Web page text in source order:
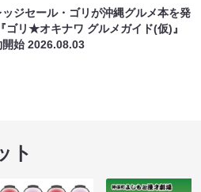
ッジセール・ゴリが沖縄グルメ本を発
ゴリ★オキナワ グルメガイド(仮)』
開始2026.08.03
ト